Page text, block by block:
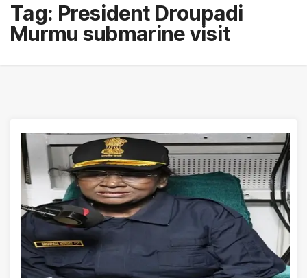
Tag: President Droupadi
Murmu submarine visit